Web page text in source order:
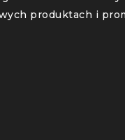
produktach i